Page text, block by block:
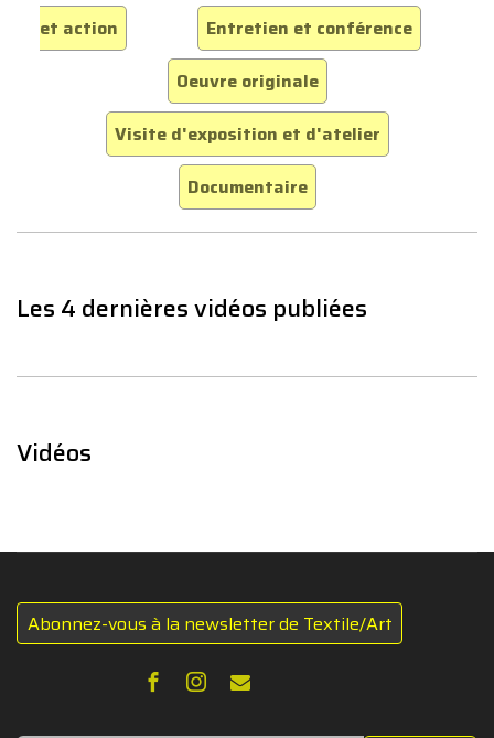
et action
Entretien et conférence
Oeuvre originale
Visite d'exposition et d'atelier
Documentaire
Les 4 dernières vidéos publiées
Vidéos
Abonnez-vous à la newsletter de Textile/Art